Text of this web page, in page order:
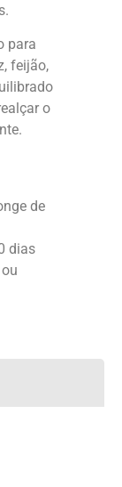
para
feijão,
o
de
dias